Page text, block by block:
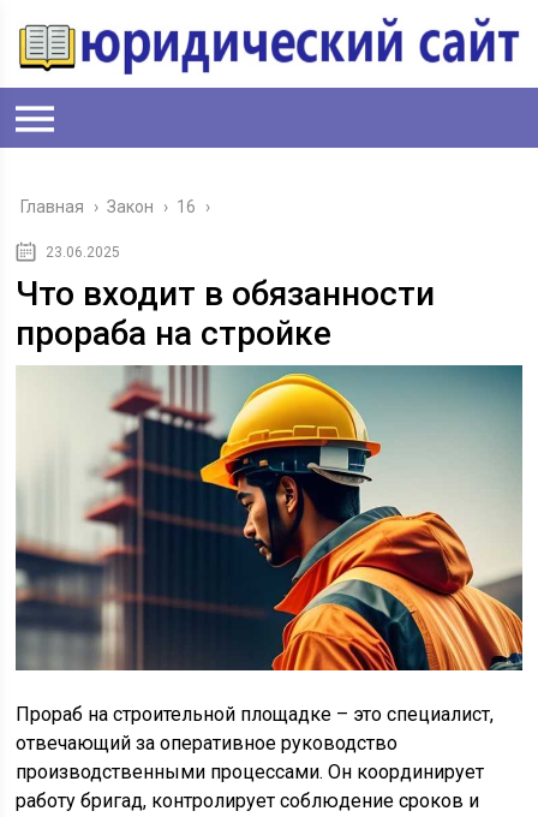
Главная › Закон › 16 ›
23.06.2025
Что входит в обязанности
прораба на стройке
Прораб на строительной площадке – это специалист,
отвечающий за оперативное руководство
производственными процессами. Он координирует
работу бригад, контролирует соблюдение сроков и